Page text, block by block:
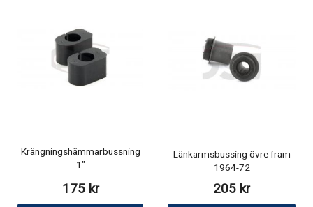
Krängningshämmarbussning
1"
175 kr
Länkarmsbussing övre fram
1964-72
205 kr